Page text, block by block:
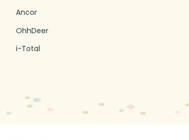
Ancor
OhhDeer
i-Total